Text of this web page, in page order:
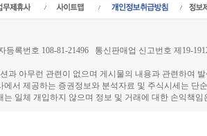
록번호 108-81-21496
통신판매업 신고번호 제19-
과 아무런 관련이 없으며 게시물의 내용과 관련하여
서 제공하는 증권정보와 분석자료 및 주식시세는 단
일체 개입하지 않으며 정보 및 거래에 대한 손익책